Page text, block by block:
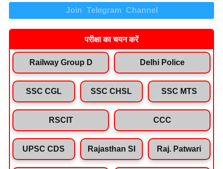
Join Telegram Channel
परीक्षा का चयन करें
Railway Group D Delhi Police
SSC CGL SSC CHSL SSC MTS
RSCIT CCC
UPSC CDS Rajasthan SI Raj. Patwari